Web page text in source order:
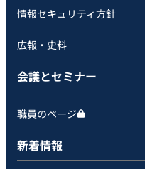
情報セキュリティ方針
広報・史料
会議とセミナー
職員のページ
新着情報